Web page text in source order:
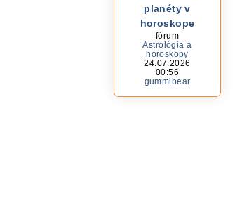
planéty v
horoskope
fórum
Astrológia a
horoskopy
24.07.2026
00:56
gummibear